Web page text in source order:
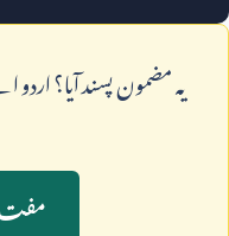
يہ مضمون پسند آيا؟
مفت